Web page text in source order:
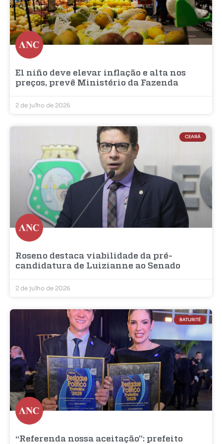
El niño deve elevar inflação e alta nos
preços, prevê Ministério da Fazenda
2 de julho de 2026
CEARÁ
Roseno destaca viabilidade da pré-
candidatura de Luizianne ao Senado
2 de julho de 2026
BATURITÉ
“Referenda nossa aceitação”: prefeito